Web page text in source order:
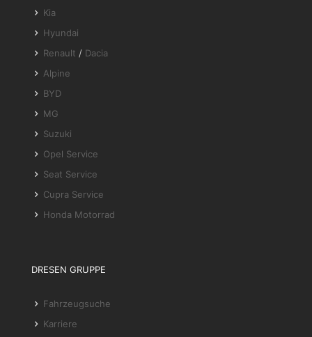
Kia
Hyundai
Renault / Dacia
Alpine
BYD
MG
Suzuki
Opel Service
Seat Service
Cupra Service
Honda Motorrad
DRESEN GRUPPE
Fahrzeugsuche
Karriere